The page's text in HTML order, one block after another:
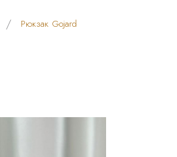
Рюкзак Gojard